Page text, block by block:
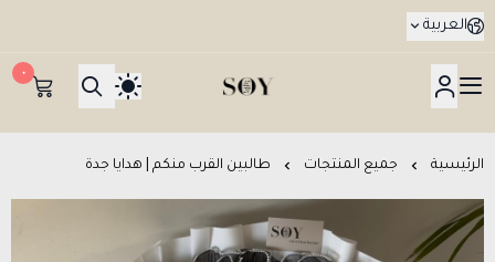
العربية
هدايا جدة SOY Gifts بتوصيل في نفس اليوم
٠
الرئيسية جميع المنتجات طالبين القرب منكم | هدايا جدة